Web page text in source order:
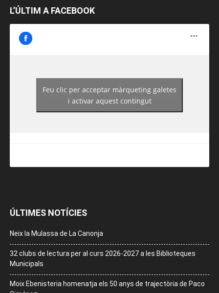
L’ÚLTIM A FACEBOOK
https://www.facebook.com/guiadereus/
Feu clic per acceptar màrqueting galetes
i activar aquest contingut
ÚLTIMES NOTÍCIES
Neix la Mulassa de La Canonja
32 clubs de lectura per al curs 2026-2027 a les Biblioteques
Municipals
Moix Ebenisteria homenatja els 50 anys de trajectòria de Paco